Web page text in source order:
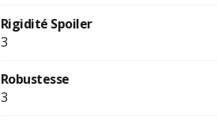
Rigidité Spoiler
3
Robustesse
3